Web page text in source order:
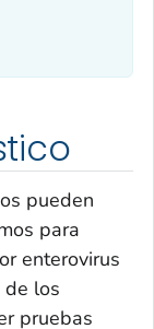
pueden
para
enterovirus
de los
pruebas